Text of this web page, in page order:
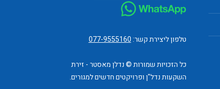
טלפון ליצירת קשר:077-9555160
כל הזכויות שמורות © נדלן מאסטר - זירת
השקעות נדל"ן ופרויקטים חדשים למגורים.